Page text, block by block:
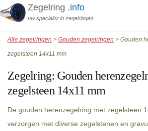
Zegelring .info
uw specialist in zegelringen
Alle zegelringen > Gouden zegelringen > Gouden
zegelsteen 14x11 mm
Zegelring: Gouden
zegelsteen 14x11 mm
De gouden herenzegelring met zegelsteen
verzorgen met diverse zegelstenen en